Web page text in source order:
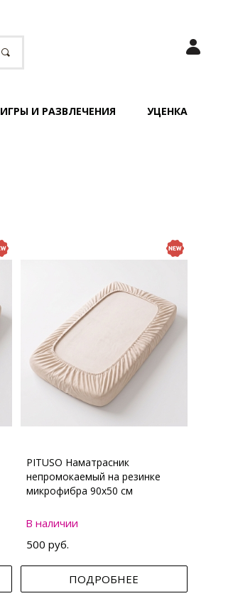
ИГРЫ И РАЗВЛЕЧЕНИЯ УЦЕНКА
PITUSO Наматрасник
непромокаемый на резинке
микрофибра 90х50 см
В наличии
500 руб.
ПОДРОБНЕЕ